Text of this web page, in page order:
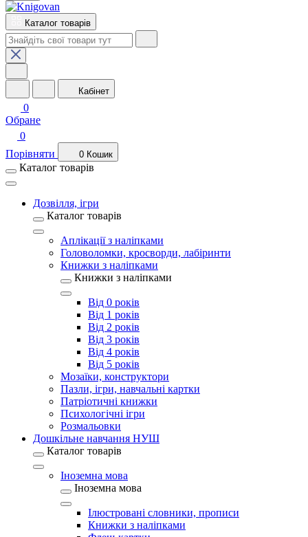
Каталог товарів
Кабінет
0
Обране
0
Порівняти
0 Кошик
Каталог товарів
Дозвілля, ігри
Каталог товарів
Аплікації з наліпками
Головоломки, кросворди, лабіринти
Книжки з наліпками
Книжки з наліпками
Від 0 років
Від 1 років
Від 2 років
Від 3 років
Від 4 років
Від 5 років
Мозаїки, конструктори
Пазли, ігри, навчальні картки
Патріотичні книжки
Психологічні ігри
Розмальовки
Дошкільне навчання НУШ
Каталог товарів
Іноземна мова
Іноземна мова
Ілюстровані словники, прописи
Книжки з наліпками